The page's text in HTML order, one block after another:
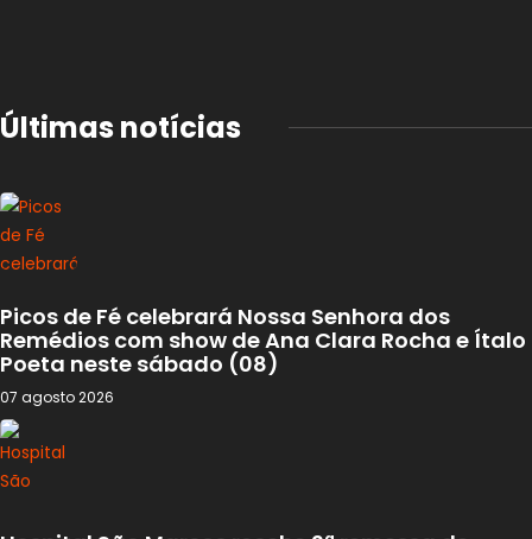
Últimas notícias
Picos de Fé celebrará Nossa Senhora dos
Remédios com show de Ana Clara Rocha e Ítalo
Poeta neste sábado (08)
07 agosto 2026